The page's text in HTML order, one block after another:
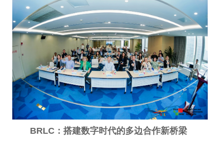
BRLC ：搭建数字时代的多边合作新桥梁